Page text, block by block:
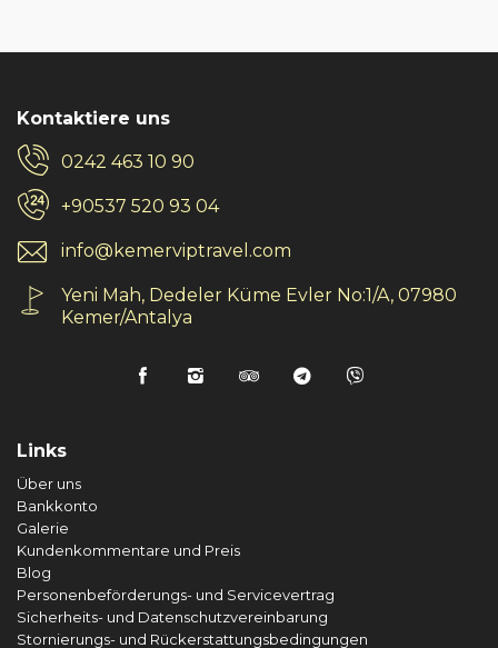
Kontaktiere uns
0242 463 10 90
+90537 520 93 04
info@kemerviptravel.com
Yeni Mah, Dedeler Küme Evler No:1/A, 07980
Kemer/Antalya
Links
Über uns
Bankkonto
Galerie
Kundenkommentare und Preis
Blog
Personenbeförderungs- und Servicevertrag
Sicherheits- und Datenschutzvereinbarung
Stornierungs- und Rückerstattungsbedingungen